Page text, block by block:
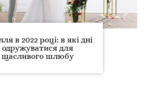
в 2022 році: в які дні
одружуватися для
щасливого шлюбу